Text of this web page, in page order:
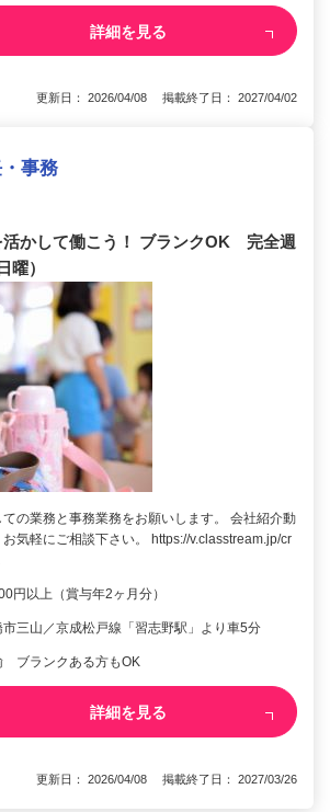
詳細を見る
更新日： 2026/04/08 掲載終了日： 2027/04/02
事務
活かして働こう！ ブランクOK 完全週
曜）
の業務と事務業務をお願いします。 会社紹介動
気軽にご相談下さい。 https://v.classtream.jp/cr
円以上（賞与年2ヶ月分）
三山／京成松戸線「習志野駅」より車5分
ブランクある方もOK
詳細を見る
更新日： 2026/04/08 掲載終了日： 2027/03/26